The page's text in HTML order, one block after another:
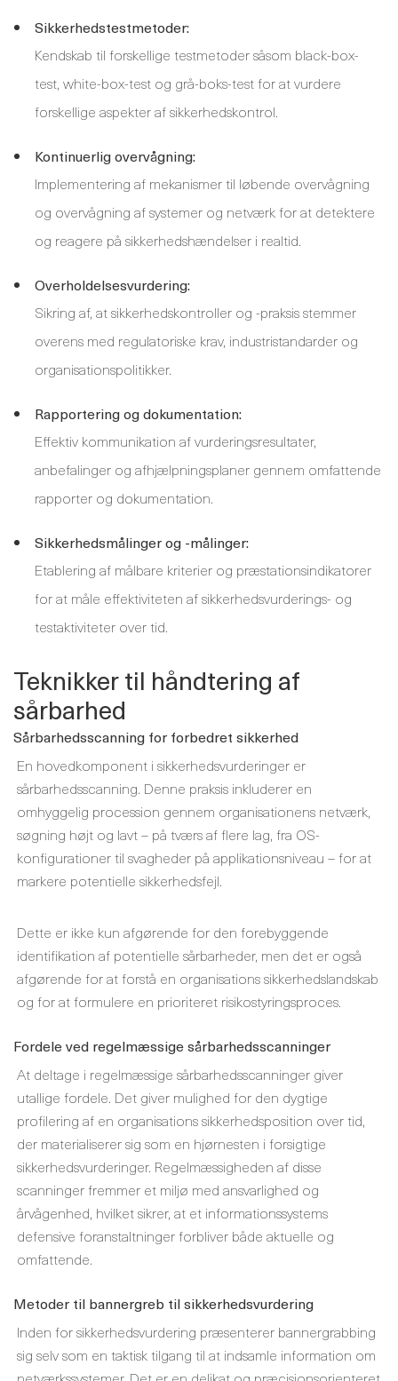
Sikkerhedstestmetoder:
Kendskab til forskellige testmetoder såsom black-box-
test, white-box-test og grå-boks-test for at vurdere
forskellige aspekter af sikkerhedskontrol.
Kontinuerlig overvågning:
Implementering af mekanismer til løbende overvågning
og overvågning af systemer og netværk for at detektere
og reagere på sikkerhedshændelser i realtid.
Overholdelsesvurdering:
Sikring af, at sikkerhedskontroller og -praksis stemmer
overens med regulatoriske krav, industristandarder og
organisationspolitikker.
Rapportering og dokumentation:
Effektiv kommunikation af vurderingsresultater,
anbefalinger og afhjælpningsplaner gennem omfattende
rapporter og dokumentation.
Sikkerhedsmålinger og -målinger:
Etablering af målbare kriterier og præstationsindikatorer
for at måle effektiviteten af ​​sikkerhedsvurderings- og
testaktiviteter over tid.
Teknikker til håndtering af
sårbarhed
Sårbarhedsscanning for forbedret sikkerhed
En hovedkomponent i sikkerhedsvurderinger er
sårbarhedsscanning. Denne praksis inkluderer en
omhyggelig procession gennem organisationens netværk,
søgning højt og lavt – på tværs af flere lag, fra OS-
konfigurationer til svagheder på applikationsniveau – for at
markere potentielle sikkerhedsfejl.
Dette er ikke kun afgørende for den forebyggende
identifikation af potentielle sårbarheder, men det er også
afgørende for at forstå en organisations sikkerhedslandskab
og for at formulere en prioriteret risikostyringsproces.
Fordele ved regelmæssige sårbarhedsscanninger
At deltage i regelmæssige sårbarhedsscanninger giver
utallige fordele. Det giver mulighed for den dygtige
profilering af en organisations sikkerhedsposition over tid,
der materialiserer sig som en hjørnesten i forsigtige
sikkerhedsvurderinger. Regelmæssigheden af ​​disse
scanninger fremmer et miljø med ansvarlighed og
årvågenhed, hvilket sikrer, at et informationssystems
defensive foranstaltninger forbliver både aktuelle og
omfattende.
Metoder til bannergreb til sikkerhedsvurdering
Inden for sikkerhedsvurdering præsenterer bannergrabbing
sig selv som en taktisk tilgang til at indsamle information om